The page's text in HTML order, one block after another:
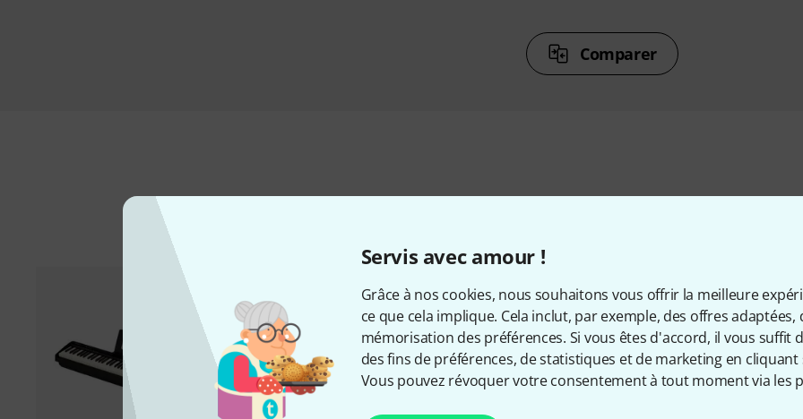
Servis avec amour !
Grâce à nos cookies, nous souhaitons vous offrir la meilleure
ce que cela implique. Cela inclut, par exemple, des offres
mémorisation des préférences. Si vous êtes d'accord, il vous suffit
des fins de préférences, de statistiques et de marketing en
Vous pouvez révoquer votre consentement à tout moment via les
Comparer
Accessoires & articles